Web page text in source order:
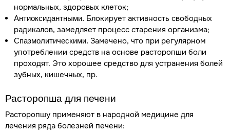
нормальных, здоровых клеток;
Антиоксидантными. Блокирует активность свободных
радикалов, замедляет процесс старения организма;
Спазмолитическими.Замечено, что при регулярном
употреблении средств на основе расторопши боли
проходят. Это хорошее средство для устранения болей
зубных, кишечных, пр.
Расторопша для печени
Расторопшу применяют в народной медицине для
лечения ряда болезней печени: